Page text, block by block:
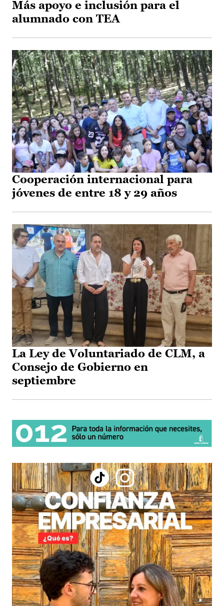
Más apoyo e inclusión para el
alumnado con TEA
Cooperación internacional para
jóvenes de entre 18 y 29 años
La Ley de Voluntariado de CLM, a
Consejo de Gobierno en
septiembre